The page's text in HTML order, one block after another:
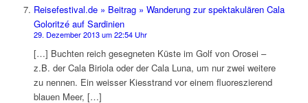
Reisefestival.de » Beitrag » Wanderung zur spektakulären Cala
Goloritzé auf Sardinien
29. Dezember 2013 um 22:54 Uhr
[…] Buchten reich gesegneten Küste im Golf von Orosei –
z.B. der Cala Biriola oder der Cala Luna, um nur zwei weitere
zu nennen. Ein weisser Kiesstrand vor einem fluoreszierend
blauen Meer, […]